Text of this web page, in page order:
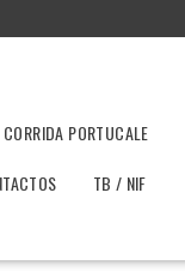
CORRIDA PORTUCALE
TB / NIF